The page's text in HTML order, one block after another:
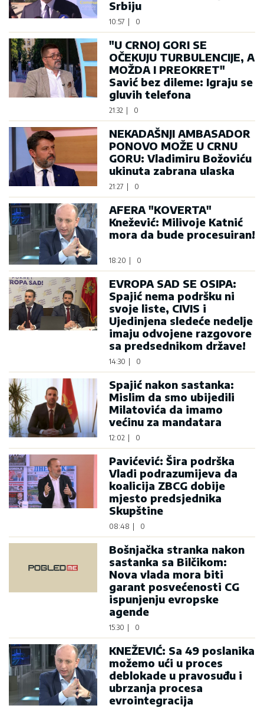
Srbiju
10:57 0
"U CRNOJ GORI SE
OČEKUJU TURBULENCIJE, A
MOŽDA I PREOKRET"
Savić bez dileme: Igraju se
gluvih telefona
21:32 0
NEKADAŠNJI AMBASADOR
PONOVO MOŽE U CRNU
GORU: Vladimiru Božoviću
ukinuta zabrana ulaska
21:27 0
AFERA "KOVERTA"
Knežević: Milivoje Katnić
mora da bude procesuiran!
18:20 0
EVROPA SAD SE OSIPA:
Spajić nema podršku ni
svoje liste, CIVIS i
Ujedinjena sledeće nedelje
imaju odvojene razgovore
sa predsednikom države!
14:30 0
Spajić nakon sastanka:
Mislim da smo ubijedili
Milatovića da imamo
većinu za mandatara
12:02 0
Pavićević: Šira podrška
Vladi podrazumijeva da
koalicija ZBCG dobije
mjesto predsjednika
Skupštine
08:48 0
Bošnjačka stranka nakon
sastanka sa Bilčikom:
Nova vlada mora biti
garant posvećenosti CG
ispunjenju evropske
agende
15:30 0
KNEŽEVIĆ: Sa 49 poslanika
možemo ući u proces
deblokade u pravosuđu i
ubrzanja procesa
evrointegracija